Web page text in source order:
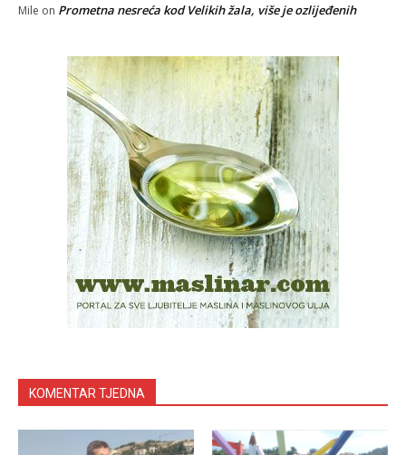
Mile on Prometna nesreća kod Velikih žala, više je ozlijeđenih
KOMENTAR TJEDNA